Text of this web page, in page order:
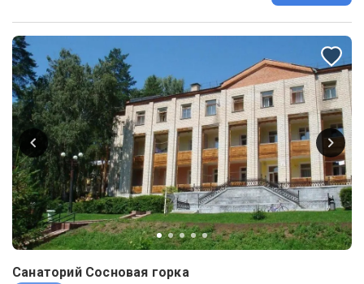
Санаторий Сосновая горка